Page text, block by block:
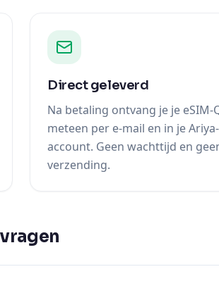
Direct geleverd
Na betaling ontvang je je eSIM-
meteen per e-mail en in je Ariya-
account. Geen wachttijd en
verzending.